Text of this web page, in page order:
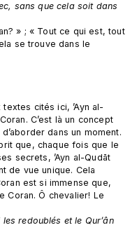
sans que cela soit dans
se trouve dans le
cités ici, ’Ayn al-
C’est là un concept
dans un moment.
que, chaque fois que le
secrets, ’Ayn al-Qudāt
de vue unique. Cela
est si immense que,
Coran. Ô chevalier! Le
redoublés et le Qur’ân